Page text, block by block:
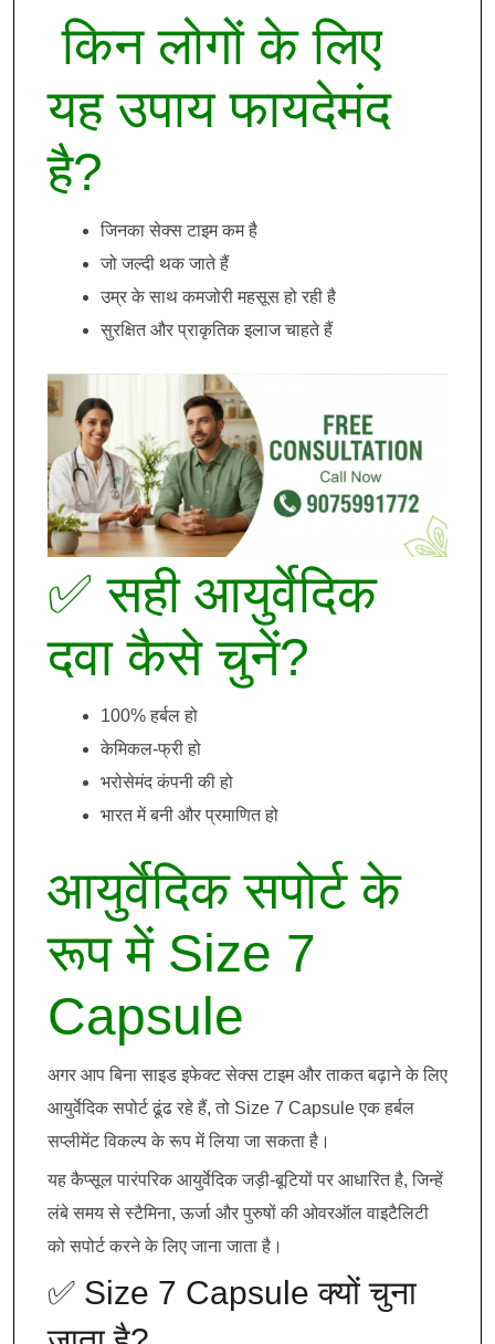
किन लोगों के लिए
यह उपाय फायदेमंद
है?
जिनका सेक्स टाइम कम है
जो जल्दी थक जाते हैं
उम्र के साथ कमजोरी महसूस हो रही है
सुरक्षित और प्राकृतिक इलाज चाहते हैं
✅ सही आयुर्वेदिक
दवा कैसे चुनें?
100% हर्बल हो
केमिकल-फ्री हो
भरोसेमंद कंपनी की हो
भारत में बनी और प्रमाणित हो
आयुर्वेदिक सपोर्ट के
रूप में Size 7
Capsule
अगर आप बिना साइड इफेक्ट सेक्स टाइम और ताकत बढ़ाने के लिए
आयुर्वेदिक सपोर्ट ढूंढ रहे हैं, तो Size 7 Capsule एक हर्बल
सप्लीमेंट विकल्प के रूप में लिया जा सकता है।
यह कैप्सूल पारंपरिक आयुर्वेदिक जड़ी-बूटियों पर आधारित है, जिन्हें
लंबे समय से स्टैमिना, ऊर्जा और पुरुषों की ओवरऑल वाइटैलिटी
को सपोर्ट करने के लिए जाना जाता है।
✅ Size 7 Capsule क्यों चुना